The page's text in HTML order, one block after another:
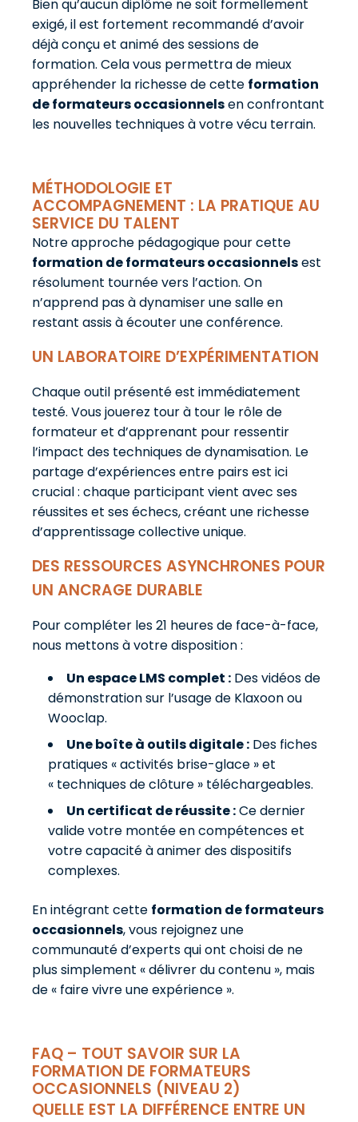
Bien qu’aucun diplôme ne soit formellement
exigé, il est fortement recommandé d’avoir
déjà conçu et animé des sessions de
formation. Cela vous permettra de mieux
appréhender la richesse de cette formation
de formateurs occasionnelsen confrontant
les nouvelles techniques à votre vécu terrain.
MÉTHODOLOGIE ET
ACCOMPAGNEMENT : LA PRATIQUE AU
SERVICE DU TALENT
Notre approche pédagogique pour cette
formation de formateurs occasionnelsest
résolument tournée vers l’action. On
n’apprend pas à dynamiser une salle en
restant assis à écouter une conférence.
UN LABORATOIRE D’EXPÉRIMENTATION
Chaque outil présenté est immédiatement
testé. Vous jouerez tour à tour le rôle de
formateur et d’apprenant pour ressentir
l’impact des techniques de dynamisation. Le
partage d’expériences entre pairs est ici
crucial : chaque participant vient avec ses
réussites et ses échecs, créant une richesse
d’apprentissage collective unique.
DES RESSOURCES ASYNCHRONES POUR
UN ANCRAGE DURABLE
Pour compléter les 21 heures de face-à-face,
nous mettons à votre disposition :
Un espace LMS complet : Des vidéos de
démonstration sur l’usage de Klaxoon ou
Wooclap.
Une boîte à outils digitale : Des fiches
pratiques « activités brise-glace » et
« techniques de clôture » téléchargeables.
Un certificat de réussite :Ce dernier
valide votre montée en compétences et
votre capacité à animer des dispositifs
complexes.
En intégrant cette formation de formateurs
occasionnels, vous rejoignez une
communauté d’experts qui ont choisi de ne
plus simplement « délivrer du contenu », mais
de « faire vivre une expérience ».
FAQ – TOUT SAVOIR SUR LA
FORMATION DE FORMATEURS
OCCASIONNELS (NIVEAU 2)
QUELLE EST LA DIFFÉRENCE ENTRE UN